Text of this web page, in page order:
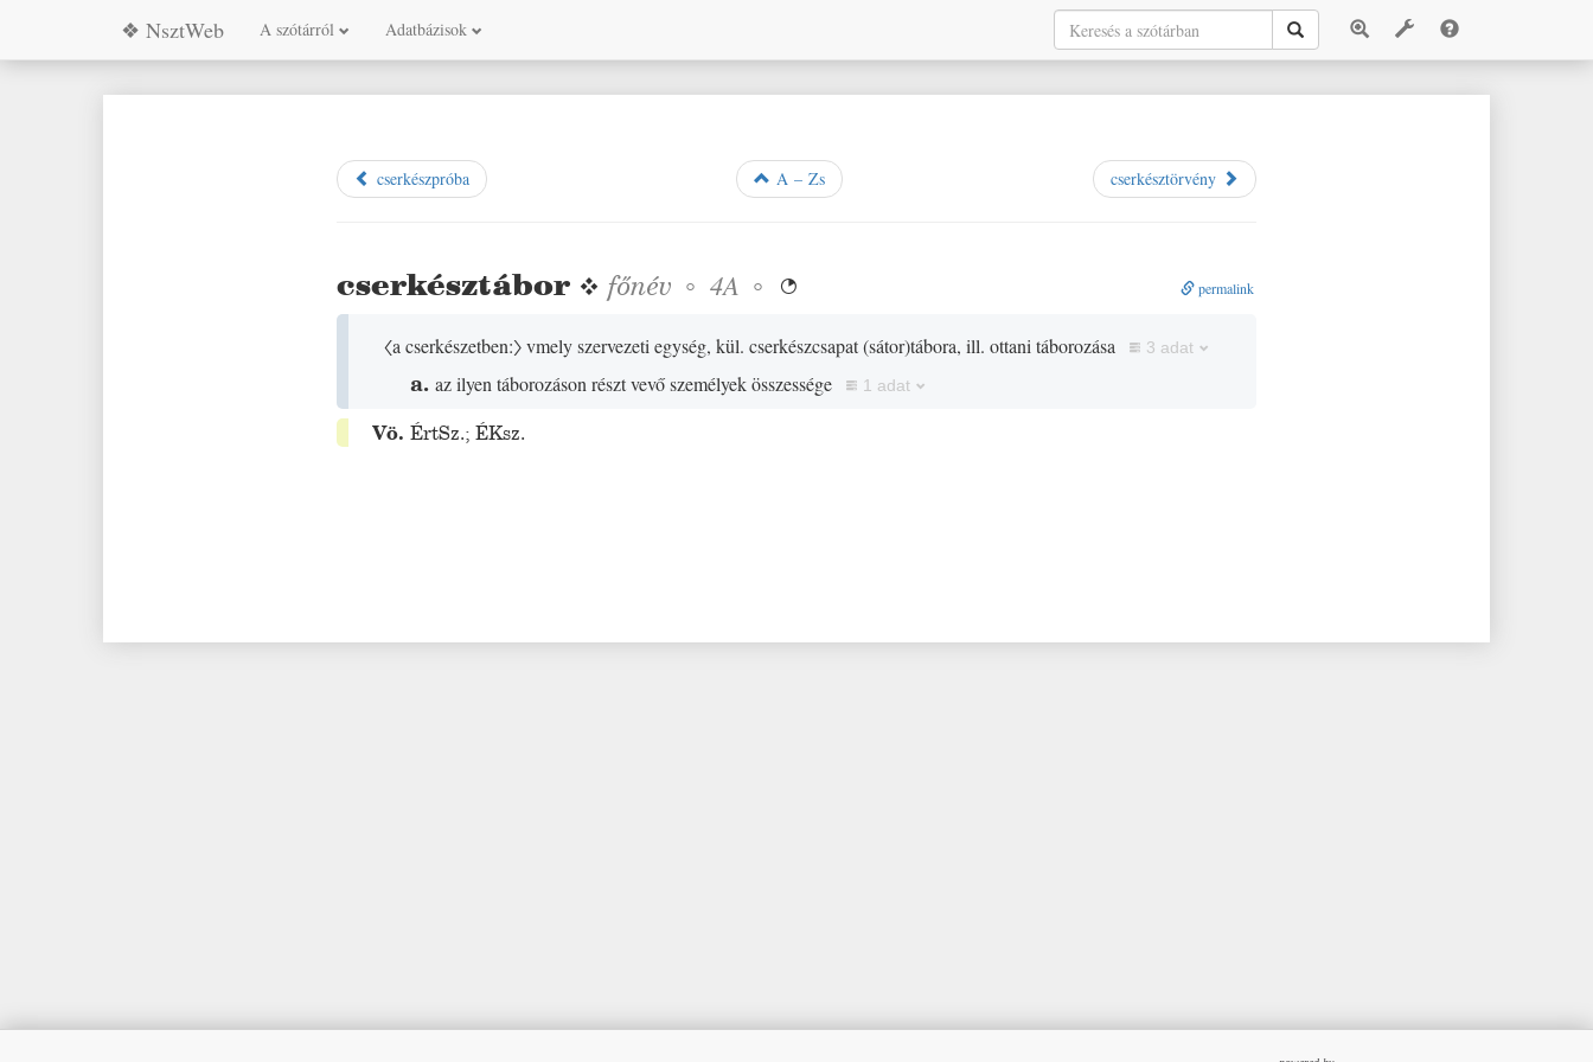
❖ NsztWeb A szótárról Adatbázisok
cserkészpróba A – Zs cserkésztörvény
cserkésztábor ❖főnév ◦ 4A ◦  permalink
〈a cserkészetben:〉vmely szervezeti egység, kül. cserkészcsapat(sátor)tábora, ill. ottani táborozása 3 adat
a.az ilyen táborozáson részt vevő személyek összessége 1 adat
Vö.ÉrtSz.;ÉKsz.